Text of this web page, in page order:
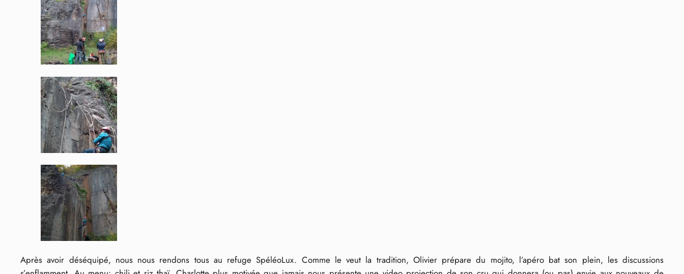
Après avoir déséquipé, nous nous rendons tous au refuge SpéléoLux. Comme le veut la tradition, Olivier prépare du mojito, l’apéro bat son plein, les discussions